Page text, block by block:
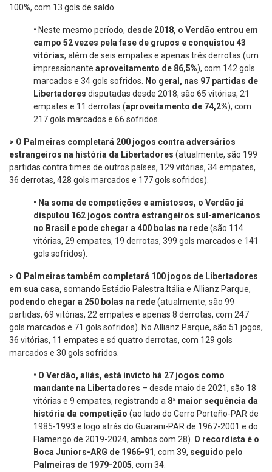
100%, com 13 gols de saldo.
• Neste mesmo período, desde 2018, o Verdão entrou em
campo 52 vezes pela fase de grupos e conquistou 43
vitórias, além de seis empates e apenas três derrotas (um
impressionante aproveitamento de 86,5%), com 142 gols
marcados e 34 gols sofridos.
No geral, nas 97 partidas de
Libertadores disputadas desde 2018, são 65 vitórias, 21
empates e 11 derrotas (aproveitamento de 74,2%), com
217 gols marcados e 66 sofridos.
> O Palmeiras completará 200 jogos contra adversários
estrangeiros na história da Libertadores (atualmente, são 199
partidas contra times de outros países, 129 vitórias, 34 empates,
36 derrotas, 428 gols marcados e 177 gols sofridos).
• Na soma de competições e amistosos, o Verdão já
disputou 162 jogos contra estrangeiros sul-americanos
no Brasil e pode chegar a 400 bolas na rede(são 114
vitórias, 29 empates, 19 derrotas, 399 gols marcados e 141
gols sofridos).
> O Palmeiras também completará 100 jogos de Libertadores
em sua casa, somando Estádio Palestra Itália e Allianz Parque,
podendo chegar a 250 bolas na rede(atualmente, são 99
partidas, 69 vitórias, 22 empates e apenas 8 derrotas, com 247
gols marcados e 71 gols sofridos). No Allianz Parque, são 51 jogos,
36 vitórias, 11 empates e só quatro derrotas, com 129 gols
marcados e 30 gols sofridos.
• O Verdão, aliás, está invicto há 27 jogos como
mandante na Libertadores – desde maio de 2021, são 18
vitórias e 9 empates, registrando a 8ª maior sequência da
história da competição (ao lado do Cerro Porteño-PAR de
1985-1993 e logo atrás do Guarani-PAR de 1967-2001 e do
Flamengo de 2019-2024, ambos com 28). O recordista é o
Boca Juniors-ARG de 1966-91, com 39, seguido pelo
Palmeiras de 1979-2005, com 34.